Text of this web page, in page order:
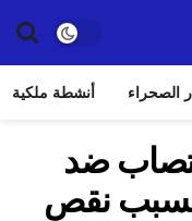
الصحراء أنشطة ملكية
ضد
بسبب نقص